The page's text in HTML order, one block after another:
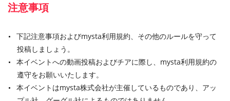
注意事項
下記注意事項およびmysta利用規約、その他のルールを守って
投稿しましょう。
本イベントへの動画投稿およびチアに際し、mysta利用規約の
遵守をお願いいたします。
本イベントはmysta株式会社が主催しているものであり、アッ